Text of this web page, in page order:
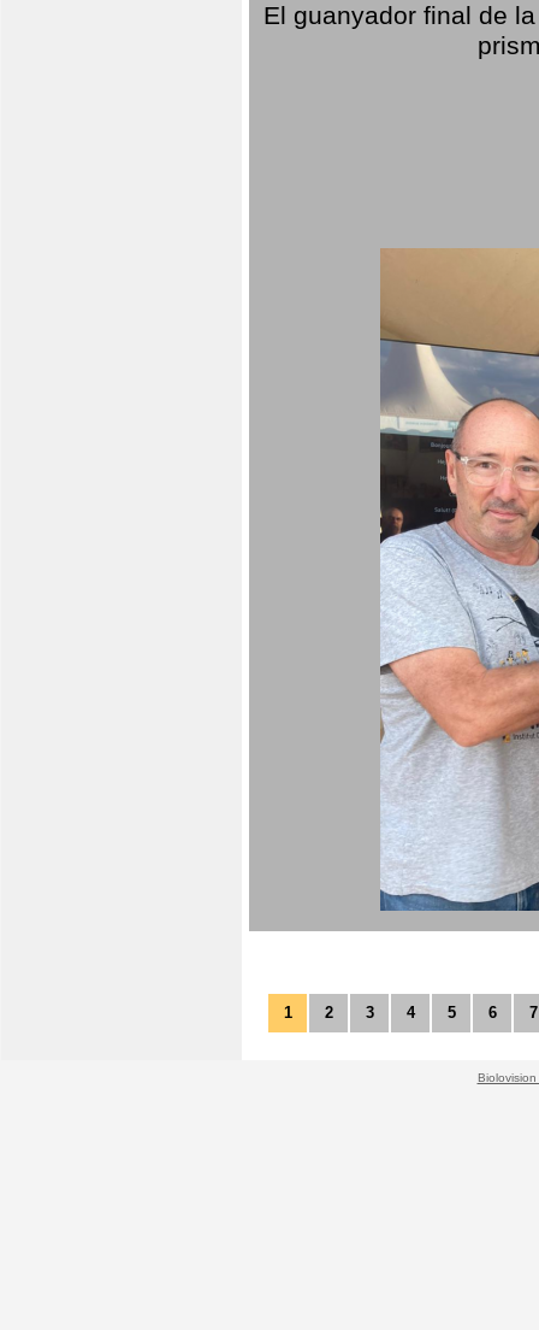
El guanyador final de
1 2 3 4 5 6 7
Biolovision